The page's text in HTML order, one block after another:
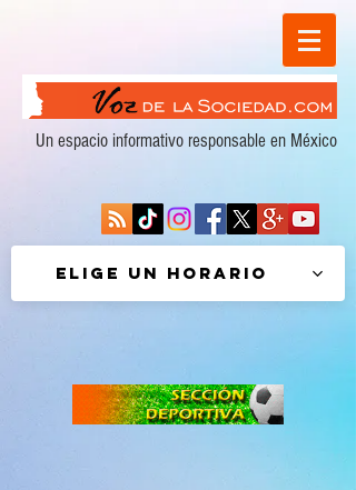
Un espacio informativo responsable en México
Elige un horario